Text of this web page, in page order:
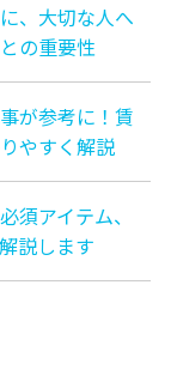
、大切な人へ
の重要性
が参考に！賃
やすく解説
須アイテム、
説します